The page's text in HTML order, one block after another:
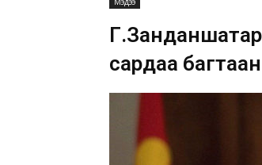
сардаа